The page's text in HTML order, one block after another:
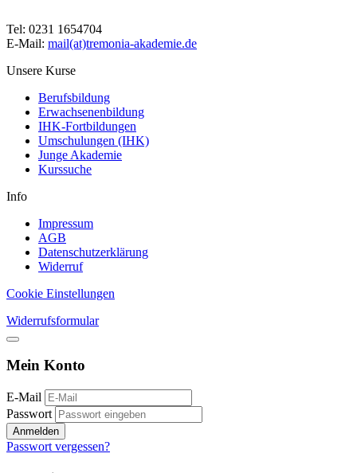
Tel: 0231 1654704
E-Mail: mail(at)tremonia-akademie.de
Unsere Kurse
Berufsbildung
Erwachsenenbildung
IHK-Fortbildungen
Umschulungen (IHK)
Junge Akademie
Kurssuche
Info
Impressum
AGB
Datenschutzerklärung
Widerruf
Cookie Einstellungen
Widerrufsformular
Mein Konto
E-Mail
Passwort
Anmelden
Passwort vergessen?